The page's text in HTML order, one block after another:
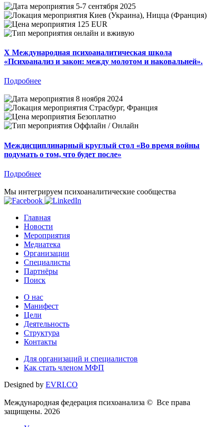
5-7 сентября 2025
Киев (Украина), Ницца (Франция)
125 EUR
онлайн и вживую
X Международная психоаналитическая школа
«Психоанализ и закон: между молотом и наковальней».
Подробнее
8 ноября 2024
Страсбург, Франция
Безоплатно
Оффлайн / Онлайн
Междисциплинарный круглый стол «Во время войны
подумать о том, что будет после»
Подробнее
Мы интегрируем психоаналитические сообщества
Главная
Новости
Мероприятия
Медиатека
Организации
Специалисты
Партнёры
Поиск
О нас
Манифест
Цели
Деятельность
Структура
Контакты
Для организаций и специалистов
Как стать членом МФП
Designed by EVRI.CO
Международная федерация психоанализа © Все права
защищены. 2026